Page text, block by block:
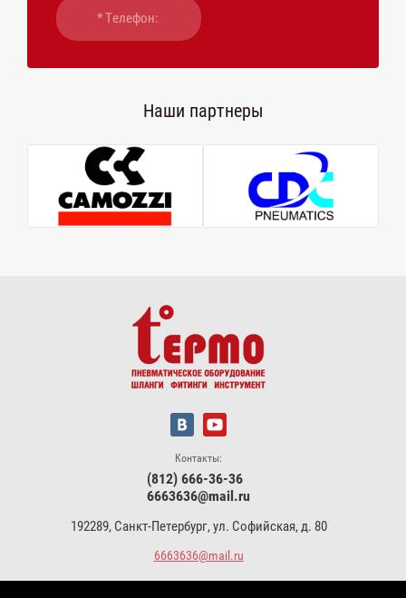
Наши партнеры
Контакты:
(812) 666-36-36
6663636@mail.ru
192289, Санкт-Петербург, ул. Софийская, д. 80
6663636@mail.ru